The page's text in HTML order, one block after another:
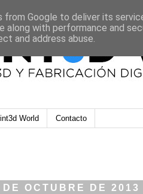
World Contacto
OCTUBRE DE 2013
from Google to deliver its
along with performance and
and address abuse.